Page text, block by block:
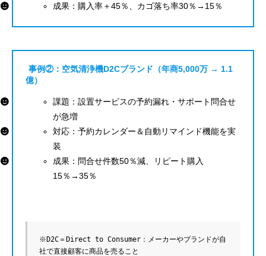
成果：購入率＋45％、カゴ落ち率30％→15％
事例②：空気清浄機D2Cブランド（年商5,000万 → 1.1
億）
課題：設置サービスの予約漏れ・サポート問合せ
が急増
対応：予約カレンダー＆自動リマインド機能を実
装
成果：問合せ件数50％減、リピート購入
15％→35％
※D2C＝Direct to Consumer：メーカーやブランドが自
社で直接顧客に商品を売ること